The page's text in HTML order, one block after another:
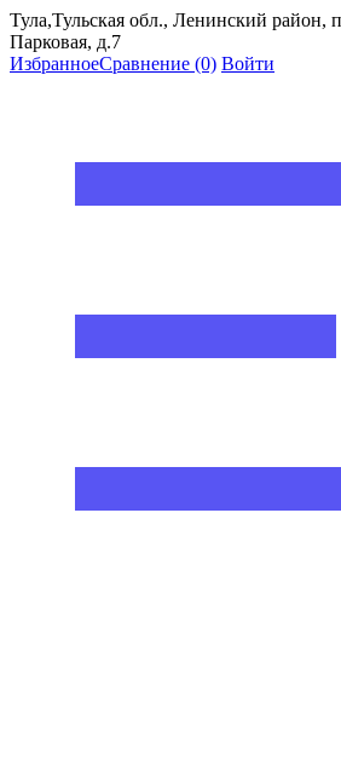
Тула,Тульская обл., Ленинский район,
Парковая, д.7
ИзбранноеСравнение (0) Войти